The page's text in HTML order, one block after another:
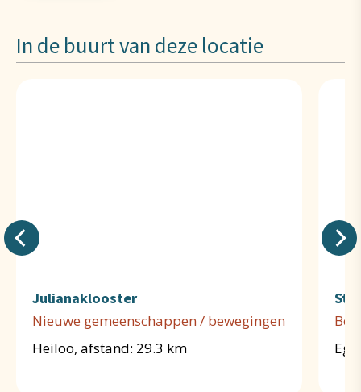
In de buurt van deze locatie
Julianaklooster
Nieuwe gemeenschappen / bewegingen
Heiloo, afstand: 29.3 km
St.